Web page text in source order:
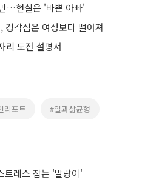
…현실은 '바쁜 아빠'
경각심은 여성보다 떨어져
리 도전 설명서
리포트 #일과삶균형
레스 잡는 '말랑이'